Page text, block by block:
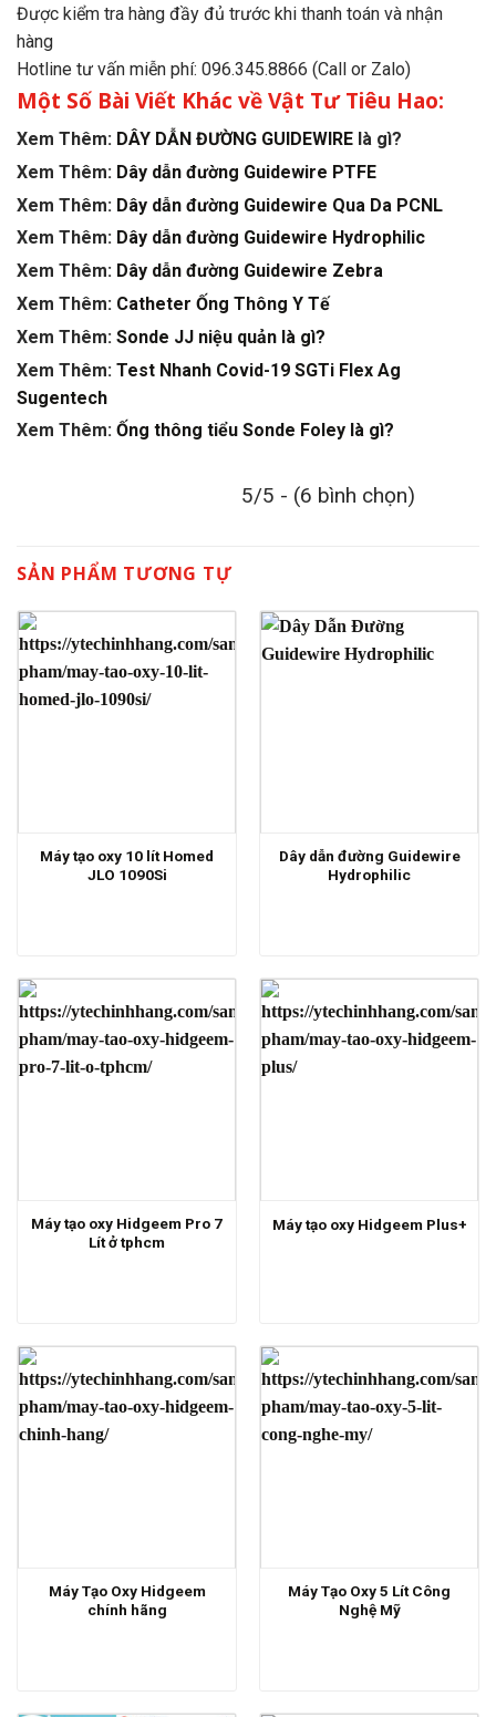
Được kiểm tra hàng đầy đủ trước khi thanh toán và nhận
hàng
Hotline tư vấn miễn phí: 096.345.8866 (Call or Zalo)
Một Số Bài Viết Khác về Vật Tư Tiêu Hao:
Xem Thêm: DÂY DẪN ĐƯỜNG GUIDEWIRE là gì?
Xem Thêm: Dây dẫn đường Guidewire PTFE
Xem Thêm: Dây dẫn đường Guidewire Qua Da PCNL
Xem Thêm: Dây dẫn đường Guidewire Hydrophilic
Xem Thêm: Dây dẫn đường Guidewire Zebra
Xem Thêm: Catheter Ống Thông Y Tế
Xem Thêm: Sonde JJ niệu quản là gì?
Xem Thêm: Test Nhanh Covid-19 SGTi Flex Ag
Sugentech
Xem Thêm: Ống thông tiểu Sonde Foley là gì?
5/5 - (6 bình chọn)
SẢN PHẨM TƯƠNG TỰ
Máy tạo oxy 10 lít Homed
JLO 1090Si
Dây dẫn đường Guidewire
Hydrophilic
Máy tạo oxy Hidgeem Pro 7
Lít ở tphcm
Máy tạo oxy Hidgeem Plus+
Máy Tạo Oxy Hidgeem
chính hãng
Máy Tạo Oxy 5 Lít Công
Nghệ Mỹ